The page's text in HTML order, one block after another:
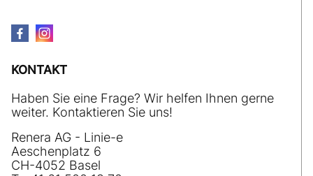
KONTAKT
Haben Sie eine Frage? Wir helfen Ihnen gerne
weiter. Kontaktieren Sie uns!
Renera AG - Linie-e
Aeschenplatz 6
CH-4052 Basel